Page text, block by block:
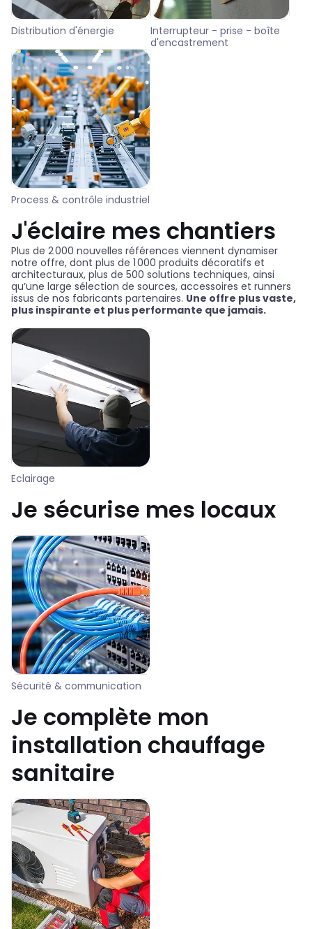
Distribution d'énergie
Interrupteur - prise - boîte
d'encastrement
Process & contrôle industriel
J'éclaire mes chantiers
Plus de 2 000 nouvelles références viennent dynamiser
notre offre, dont plus de 1 000 produits décoratifs et
architecturaux, plus de 500 solutions techniques, ainsi
qu’une large sélection de sources, accessoires et runners
issus de nos fabricants partenaires. Une offre plus vaste,
plus inspirante et plus performante que jamais.
Eclairage
Je sécurise mes locaux
Sécurité & communication
Je complète mon
installation chauffage
sanitaire